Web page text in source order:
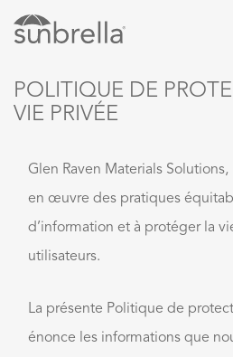
POLITIQUE DE
VIE PRIVÉE
Glen Raven Materials Solutions,
en œuvre des pratiques
d’information et à protéger la
utilisateurs.
La présente Politique de
énonce les informations que